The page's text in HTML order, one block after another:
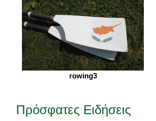
rowing3
Πρόσφατες Ειδήσεις